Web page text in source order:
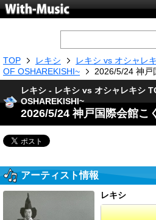
TOP レキシ
レキシ vs オシャレ
OF OSHAREKISHI~
2026/5/24 神戸
レキシ - レキシ vs オシャレキシ
OSHAREKISHI~
2026/5/24 神戸国際会館こ
アーティスト情報
レキシ